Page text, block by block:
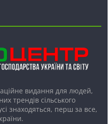
видання для людей,
трендів сільського
знаходяться, перш за все,